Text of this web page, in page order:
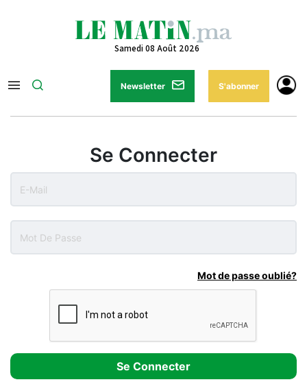
Samedi 08 Août 2026
Newsletter S'abonner
Se Connecter
Mot de passe oublié?